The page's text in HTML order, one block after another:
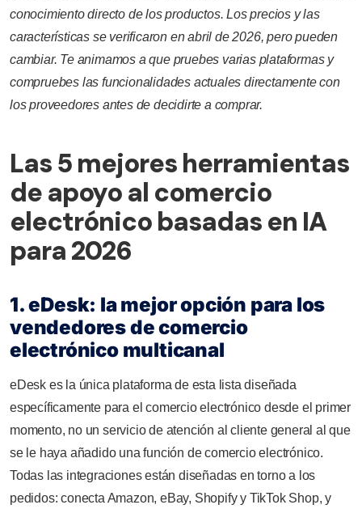
conocimiento directo de los productos. Los precios y las
características se verificaron en abril de 2026, pero pueden
cambiar. Te animamos a que pruebes varias plataformas y
compruebes las funcionalidades actuales directamente con
los proveedores antes de decidirte a comprar.
Las 5 mejores herramientas
de apoyo al comercio
electrónico basadas en IA
para 2026
1. eDesk: la mejor opción para los
vendedores de comercio
electrónico multicanal
eDesk es la única plataforma de esta lista diseñada
específicamente para el comercio electrónico desde el primer
momento, no un servicio de atención al cliente general al que
se le haya añadido una función de comercio electrónico.
Todas las integraciones están diseñadas en torno a los
pedidos: conecta Amazon, eBay, Shopify y TikTok Shop, y